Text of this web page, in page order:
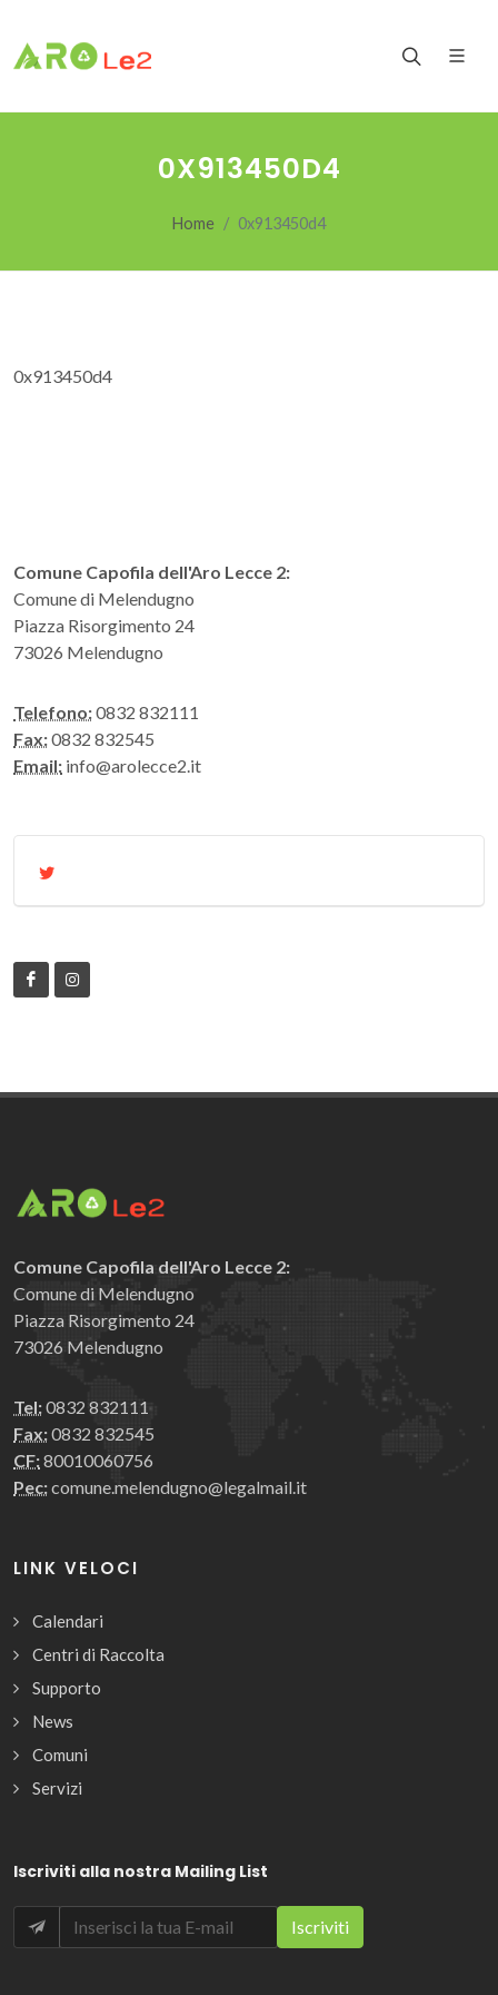
0X913450D4
Home 0x913450d4
0x913450d4
Comune Capofila dell'Aro Lecce 2:
Comune di Melendugno
Piazza Risorgimento 24
73026 Melendugno
Telefono:0832 832111
Fax:0832 832545
Email: info@arolecce2.it
Comune Capofila dell'Aro Lecce 2:
Comune di Melendugno
Piazza Risorgimento 24
73026 Melendugno
Tel:0832 832111
Fax:0832 832545
CF:80010060756
Pec:comune.melendugno@legalmail.it
LINK VELOCI
Calendari
Centri di Raccolta
Supporto
News
Comuni
Servizi
Iscriviti alla nostra Mailing List